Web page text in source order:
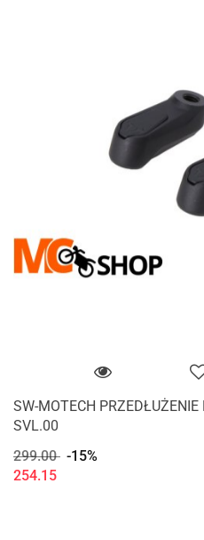
SW-MOTECH
SVL.00
299.00 -15%
254.15